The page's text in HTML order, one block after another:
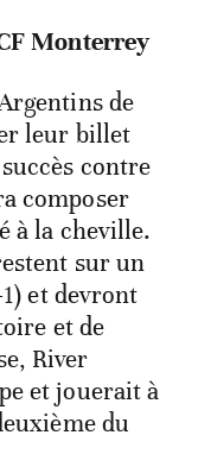
Monterrey
de
leur billet
contre
composer
à la cheville.
sur un
et devront
et de
River
et jouerait à
du